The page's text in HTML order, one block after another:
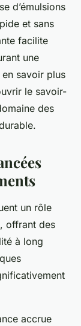
d’émulsions
et sans
facilite
une
savoir plus
le savoir-
des
un rôle
offrant des
à long
accrue